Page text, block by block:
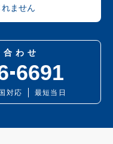
ません
わせ
6691
対応 最短当日